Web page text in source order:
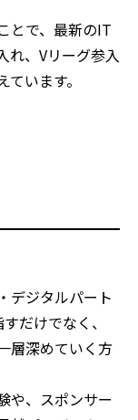
とで、最新のIT
れ、Vリーグ参入
います。
デジタルパート
だけでなく、
層深めていく方
や、スポンサー